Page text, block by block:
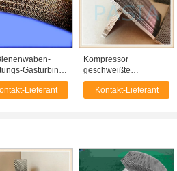
Gasturbine,
Lieferant
Kompressor
geschweißte
Honigsackdichtung
Gasturbine hohe
Kontakt-Lieferant